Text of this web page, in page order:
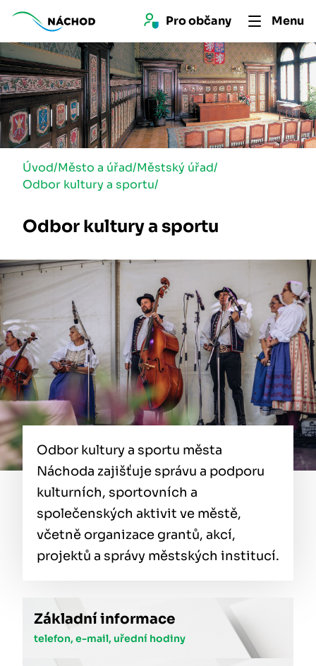
Pro občany Menu
Úvod/Město a úřad/Městský úřad/
Odbor kultury a sportu/
Odbor kultury a sportu
Odbor kultury a sportu města
Náchoda zajišťuje správu a podporu
kulturních, sportovních a
společenských aktivit ve městě,
včetně organizace grantů, akcí,
projektů a správy městských institucí.
Základní informace
telefon, e-mail, uřední hodiny